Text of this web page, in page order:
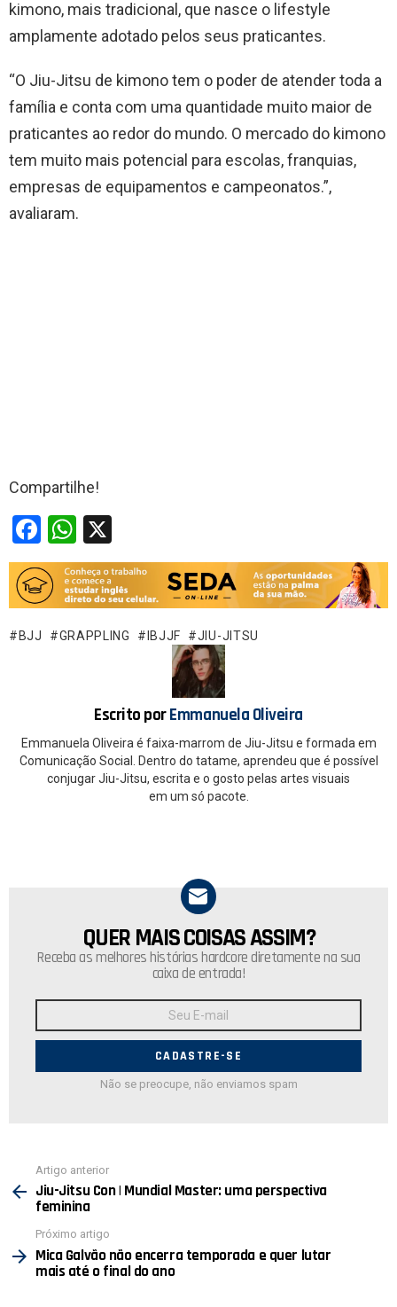
kimono, mais tradicional, que nasce o lifestyle
amplamente adotado pelos seus praticantes.
“O Jiu-Jitsu de kimono tem o poder de atender toda a
família e conta com uma quantidade muito maior de
praticantes ao redor do mundo. O mercado do kimono
tem muito mais potencial para escolas, franquias,
empresas de equipamentos e campeonatos.”,
avaliaram.
Compartilhe!
F
a
ce
b
o
W
h
at
s
A
BJJ GRAPPLING IBJJF JIU-JITSU
Escrito porEmmanuela Oliveira
Emmanuela Oliveira é faixa-marrom de Jiu-Jitsu e formada em
Comunicação Social. Dentro do tatame, aprendeu que é possível
conjugar Jiu-Jitsu, escrita e o gosto pelas artes visuais
em um só pacote.
NEWSLETTER
QUER MAIS COISAS ASSIM?
Receba as melhores histórias hardcore diretamente na sua
caixa de entrada!
E-
Não se preocupe, não enviamos spam
mais
Artigo anterior
Jiu-Jitsu Con | Mundial Master: uma perspectiva
feminina
Próximo artigo
Mica Galvão não encerra temporada e quer lutar
mais até o final do ano